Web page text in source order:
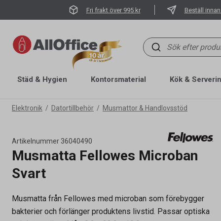
Fri frakt över 995 kr Beställ
Städ & Hygien Kontorsmaterial Kök &
Elektronik Datortillbehör Musmattor & Handlovsstöd
Artikelnummer 36040490
Musmatta Fellowes Microban
Svart
Musmatta från Fellowes med microban som förebygger
bakterier och förlänger produktens livstid. Passar optiska